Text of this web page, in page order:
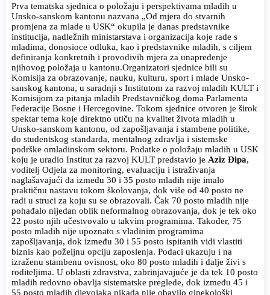
Prva tematska sjednica o položaju i perspektivama mladih u
Unsko-sanskom kantonu nazvana „Od mjera do stvarnih
promjena za mlade u USK“ okupila je danas predstavnike
institucija, nadležnih ministarstava i organizacija koje rade s
mladima, donosioce odluka, kao i predstavnike mladih, s ciljem
definiranja konkretnih i provodivih mjera za unapređenje
njihovog položaja u kantonu.Organizatori sjednice bili su
Komisija za obrazovanje, nauku, kulturu, sport i mlade Unsko-
sanskog kantona, u saradnji s Institutom za razvoj mladih KULT i
Komisijom za pitanja mladih Predstavničkog doma Parlamenta
Federacije Bosne i Hercegovine. Tokom sjednice otvoren je širok
spektar tema koje direktno utiču na kvalitet života mladih u
Unsko-sanskom kantonu, od zapošljavanja i stambene politike,
do studentskog standarda, mentalnog zdravlja i sistemske
podrške omladinskom sektoru. Podatke o položaju mladih u USK
koju je uradio Institut za razvoj KULT predstavio je Aziz Đipa,
voditelj Odjela za monitoring, evaluaciju i istraživanja
naglašavajući da između 30 i 35 posto mladih nije imalo
praktičnu nastavu tokom školovanja, dok više od 40 posto ne
radi u struci za koju su se obrazovali. Čak 70 posto mladih nije
pohađalo nijedan oblik neformalnog obrazovanja, dok je tek oko
22 posto njih učestvovalo u takvim programima. Također, 75
posto mladih nije upoznato s vladinim programima
zapošljavanja, dok između 30 i 55 posto ispitanih vidi vlastiti
biznis kao poželjnu opciju zaposlenja. Podaci ukazuju i na
izraženu stambenu ovisnost, oko 80 posto mladih i dalje živi s
roditeljima. U oblasti zdravstva, zabrinjavajuće je da tek 10 posto
mladih redovno obavlja sistematske preglede, dok između 45 i
55 posto mladih djevojaka nikada nije obavilo ginekološki